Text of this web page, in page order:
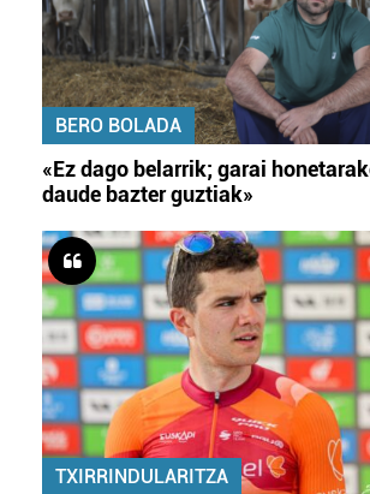
BERO BOLADA
«Ez dago belarrik; garai
daude bazter guztiak»
TXIRRINDULARITZA